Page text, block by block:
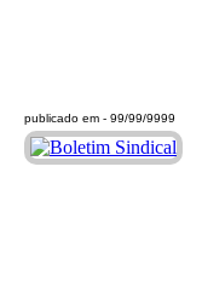
publicado em - 99/99/9999